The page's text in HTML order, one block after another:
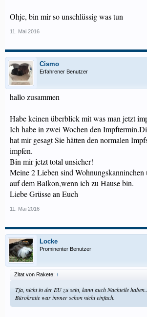
Ohje, bin mir so unschlüssig was tun
11. Mai 2016
Cismo
Erfahrener Benutzer
hallo zusammen
Habe keinen überblick mit was man jetzt
Ich habe in zwei Wochen den
hat mir gesagt Sie hätten den normalen
impfen.
Bin mir jetzt total unsicher!
Meine 2 Lieben sind Wohnungskanninchen
auf dem Balkon,wenn ich zu Hause bin.
Liebe Grüsse an Euch
11. Mai 2016
Locke
Prominenter Benutzer
Zitat von Rakete: ↑
Tja, nicht in der EU zu sein, kann auch Nachteile
Bürokratie war immer schon nicht einfach.